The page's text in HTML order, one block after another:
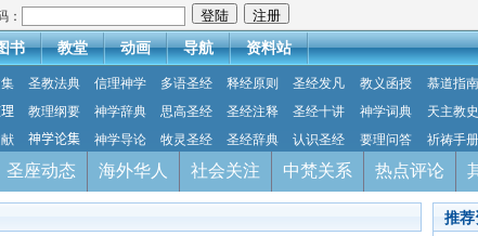
：
书 教堂 动画 导航 资料站
圣教法典 信理神学 多语圣经 释经原则 圣经发凡 教义函授 慕道指南
教理纲要 神学辞典 思高圣经 圣经注释 圣经十讲 神学词典 天主教史
神学论集 神学导论 牧灵圣经 圣经辞典 认识圣经 要理问答 祈祷手册
圣座动态 海外华人 社会关注 中梵关系 热点评论
推荐